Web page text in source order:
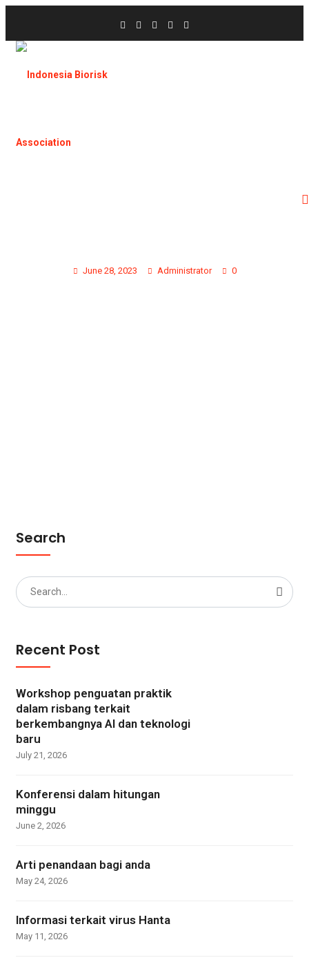
June 28, 2023 Administrator 0
Search
Search
for:
Recent Post
Workshop penguatan praktik
dalam risbang terkait
berkembangnya AI dan teknologi
baru
July 21, 2026
Konferensi dalam hitungan
minggu
June 2, 2026
Arti penandaan bagi anda
May 24, 2026
Informasi terkait virus Hanta
May 11, 2026